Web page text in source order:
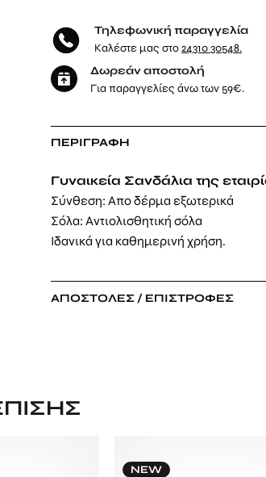
Τηλεφωνική παραγγελία
Καλέστε μας στο24310 30548.
Δωρεάν αποστολή
Για παραγγελίες άνω των 59€.
ΠΕΡΙΓΡΑΦΉ
Γυναικεία Σανδάλια της
Σύνθεση: Απο δέρμα εξωτερικά
Σόλα: Αντιολισθητική σόλα
Ιδανικά για καθημερινή χρήση.
ΑΠΟΣΤΟΛΈΣ / ΕΠΙΣΤΡΟΦΈΣ
NEW